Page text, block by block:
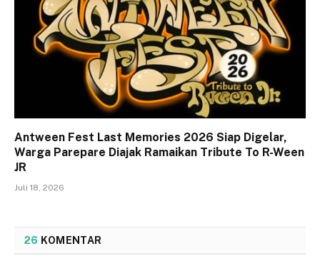
Antween Fest Last Memories 2026 Siap Digelar,
Warga Parepare Diajak Ramaikan Tribute To R-Ween
JR
Juli 18, 2026
26 KOMENTAR